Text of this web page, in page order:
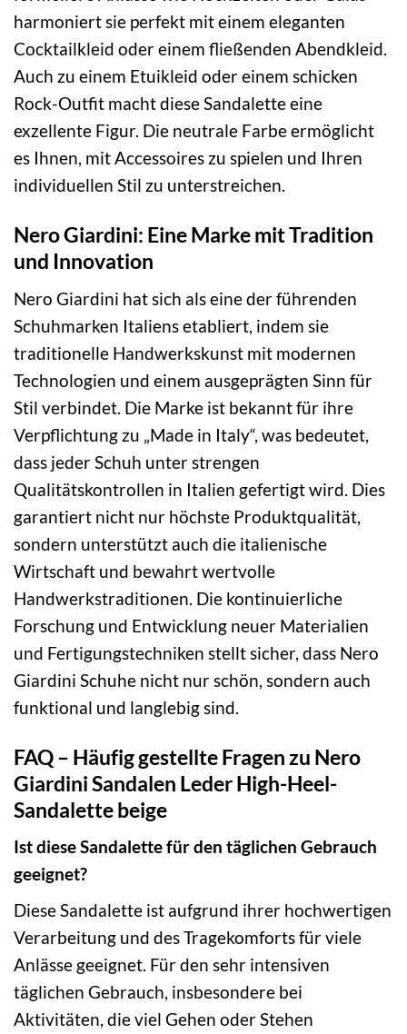
harmoniert sie perfekt mit einem eleganten
Cocktailkleid oder einem fließenden Abendkleid.
Auch zu einem Etuikleid oder einem schicken
Rock-Outfit macht diese Sandalette eine
exzellente Figur. Die neutrale Farbe ermöglicht
es Ihnen, mit Accessoires zu spielen und Ihren
individuellen Stil zu unterstreichen.
Nero Giardini: Eine Marke mit Tradition
und Innovation
Nero Giardini hat sich als eine der führenden
Schuhmarken Italiens etabliert, indem sie
traditionelle Handwerkskunst mit modernen
Technologien und einem ausgeprägten Sinn für
Stil verbindet. Die Marke ist bekannt für ihre
Verpflichtung zu „Made in Italy“, was bedeutet,
dass jeder Schuh unter strengen
Qualitätskontrollen in Italien gefertigt wird. Dies
garantiert nicht nur höchste Produktqualität,
sondern unterstützt auch die italienische
Wirtschaft und bewahrt wertvolle
Handwerkstraditionen. Die kontinuierliche
Forschung und Entwicklung neuer Materialien
und Fertigungstechniken stellt sicher, dass Nero
Giardini Schuhe nicht nur schön, sondern auch
funktional und langlebig sind.
FAQ – Häufig gestellte Fragen zu Nero
Giardini Sandalen Leder High-Heel-
Sandalette beige
Ist diese Sandalette für den täglichen Gebrauch
geeignet?
Diese Sandalette ist aufgrund ihrer hochwertigen
Verarbeitung und des Tragekomforts für viele
Anlässe geeignet. Für den sehr intensiven
täglichen Gebrauch, insbesondere bei
Aktivitäten, die viel Gehen oder Stehen